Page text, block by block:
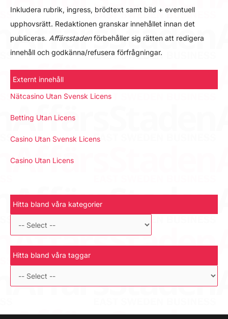
Inkludera rubrik, ingress, brödtext samt bild + eventuell
upphovsrätt. Redaktionen granskar innehållet innan det
publiceras. Affärsstadenförbehåller sig rätten att redigera
innehåll och godkänna/refusera förfrågningar.
Externt innehåll
Nätcasino Utan Svensk Licens
Betting Utan Licens
Casino Utan Svensk Licens
Casino Utan Licens
Hitta bland våra kategorier
Hitta bland våra taggar